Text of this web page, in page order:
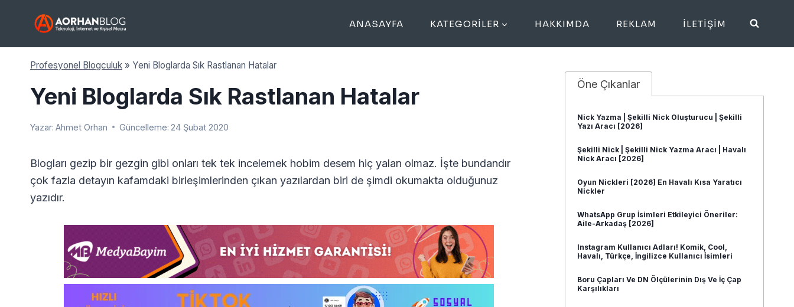
ANASAYFA KATEGORILER HAKKIMDA REKLAM İLETIŞIM
Profesyonel Blogculuk » Yeni Bloglarda Sık Rastlanan Hatalar
Yeni Bloglarda Sık Rastlanan Hatalar
Yazar: Ahmet Orhan Güncelleme: 24 Şubat 2020
Blogları gezip bir gezgin gibi onları tek tek incelemek hobim desem hiç yalan olmaz. İşte bundandır
çok fazla detayın kafamdaki birleşimlerinden çıkan yazılardan biri de şimdi okumakta olduğunuz
yazıdır.
Öne Çıkanlar
Nick Yazma | Şekilli Nick Oluşturucu | Şekilli
Yazı Aracı [2026]
Şekilli Nick | Şekilli Nick Yazma Aracı | Havalı
Nick Aracı [2026]
Oyun Nickleri [2026] En Havalı Kısa Yaratıcı
Nickler
WhatsApp Grup İsimleri Etkileyici Öneriler:
Aile-Arkadaş [2026]
Instagram Kullanıcı Adları! Komik, Cool,
Havalı, Türkçe, İngilizce Kullanıcı İsimleri
Boru Çapları Ve DN Ölçülerinin Dış Ve İç Çap
Karşılıkları